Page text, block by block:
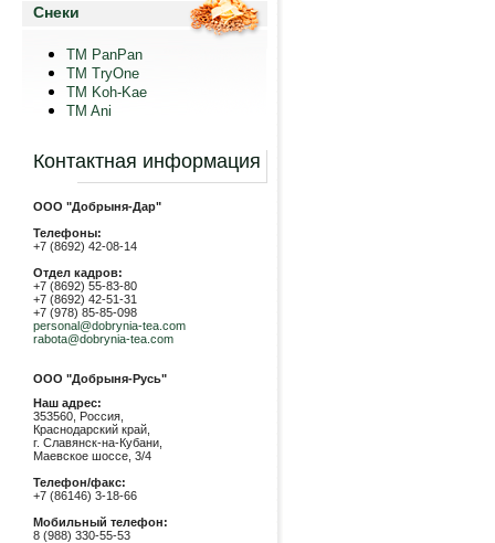
Снеки
TM PanPan
ТМ TryOne
ТМ Koh-Kae
TM Ani
Контактная информация
ООО "Добрыня-Дар"
Телефоны:
+7 (8692) 42-08-14
Отдел кадров:
+7 (8692) 55-83-80
+7 (8692) 42-51-31
+7 (978) 85-85-098
personal@dobrynia-tea.com
rabota@dobrynia-tea.com
ООО "Добрыня-Русь"
Наш адрес:
353560, Россия,
Краснодарский край,
г. Славянск-на-Кубани,
Маевское шоссе, 3/4
Телефон/факс:
+7 (86146) 3-18-66
Мобильный телефон:
8 (988) 330-55-53